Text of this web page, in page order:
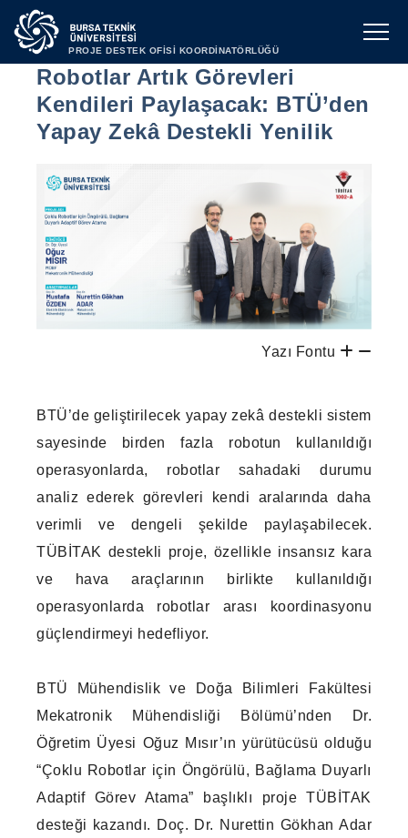
PROJE DESTEK OFİSİ KOORDİNATÖRLÜĞÜ
Robotlar Artık Görevleri
Kendileri Paylaşacak: BTÜ’den
Yapay Zekâ Destekli Yenilik
Yazı Fontu
BTÜ’de geliştirilecek yapay zekâ destekli sistem
sayesinde birden fazla robotun kullanıldığı
operasyonlarda, robotlar sahadaki durumu
analiz ederek görevleri kendi aralarında daha
verimli ve dengeli şekilde paylaşabilecek.
TÜBİTAK destekli proje, özellikle insansız kara
ve hava araçlarının birlikte kullanıldığı
operasyonlarda robotlar arası koordinasyonu
güçlendirmeyi hedefliyor.
BTÜ Mühendislik ve Doğa Bilimleri Fakültesi
Mekatronik Mühendisliği Bölümü’nden Dr.
Öğretim Üyesi Oğuz Mısır’ın yürütücüsü olduğu
“Çoklu Robotlar için Öngörülü, Bağlama Duyarlı
Adaptif Görev Atama” başlıklı proje TÜBİTAK
desteği kazandı. Doç. Dr. Nurettin Gökhan Adar